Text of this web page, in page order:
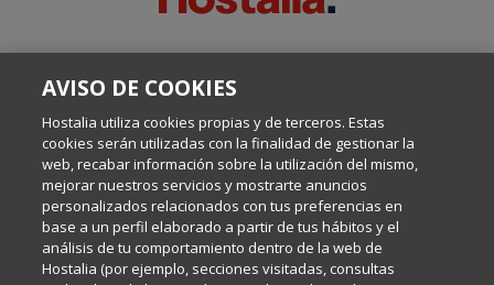
Escrito por el equipo de Comunicación de Hostalia, dirigido por
Internet y Tecnología.
Política de privacidad
Política de cookies
AVISO DE COOKIES
Hostalia utiliza cookies propias y de terceros. Estas
cookies serán utilizadas con la finalidad de gestionar la
web, recabar información sobre la utilización del mismo,
mejorar nuestros servicios y mostrarte anuncios
personalizados relacionados con tus preferencias en
base a un perfil elaborado a partir de tus hábitos y el
análisis de tu comportamiento dentro de la web de
Hostalia (por ejemplo, secciones visitadas, consultas